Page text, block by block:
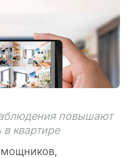
повышают
в квартире